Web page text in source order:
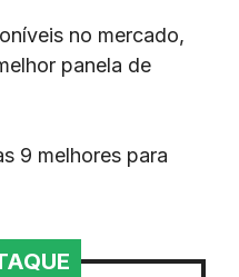
no mercado,
panela de
9 melhores para